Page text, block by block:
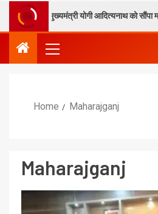
योगी आदित्यनाथ को सौंपा मांग पत्र
Home Maharajganj
Maharajganj